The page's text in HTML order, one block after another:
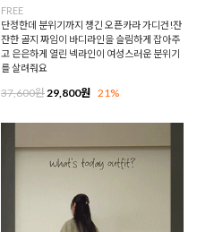
FREE
단정한데 분위기까지 챙긴 오픈카라 가디건!잔
잔한 골지 짜임이 바디라인을 슬림하게 잡아주
고 은은하게 열린 넥라인이 여성스러운 분위기
를 살려줘요
37,600원 29,800원 21%